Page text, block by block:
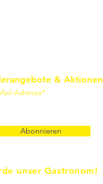
& Aktionen
Adresse*
Abonnieren
unser Gastronom!